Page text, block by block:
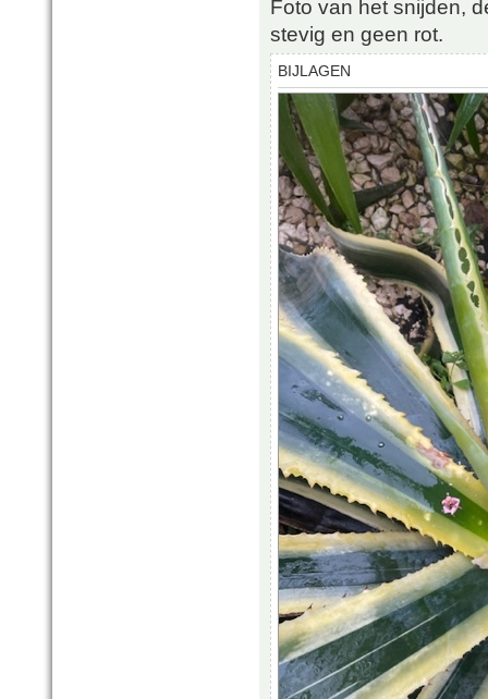
Foto van het snijden,
stevig en geen rot.
BIJLAGEN